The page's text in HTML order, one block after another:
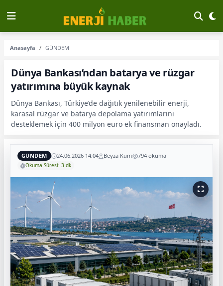
Anasayfa GÜNDEM
Dünya Bankası’ndan batarya ve rüzgar
yatırımına büyük kaynak
Dünya Bankası, Türkiye’de dağıtık yenilenebilir enerji,
karasal rüzgar ve batarya depolama yatırımlarını
desteklemek için 400 milyon euro ek finansman onayladı.
GÜNDEM 24.06.2026 14:04 Beyza Kum 794 okuma
Okuma Süresi: 3 dk